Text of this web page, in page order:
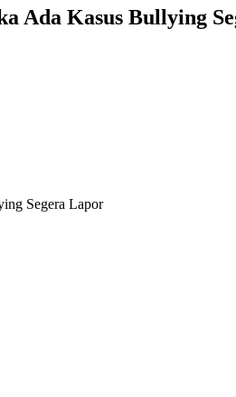
Ada Kasus Bullying
Segera Lapor